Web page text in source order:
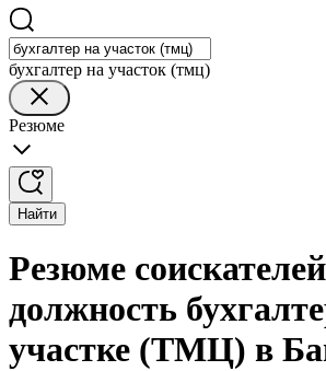
бухгалтер на участок (тмц)
Резюме
Найти
Резюме
должность
участке (ТМЦ) в